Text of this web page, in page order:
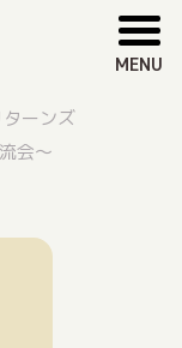
MENU
ーンズ
会〜